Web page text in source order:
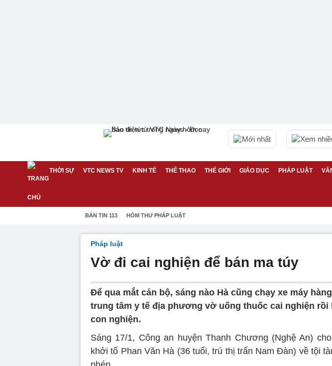
Mới nhất Xem
THỜI SỰ VTC NEWS TV KINH TẾ THỂ THAO THẾ GIỚI GIÁO DỤC PHÁP LUẬT
BẢN TIN 113 HÒM THƯ PHÁP LUẬT
Pháp luật
Vờ đi cai nghiện để bán ma túy
Để qua mắt cán bộ, sáng nào Hà cũng chạy xe máy
trung tâm y tế địa phương vờ uống thuốc cai nghiện rồi
con nghiện.
Sáng 17/1, Công an huyện Thanh Chương (Nghệ An)
khởi tố Phan Văn Hà (36 tuổi, trú thị trấn Nam Đàn) về tội